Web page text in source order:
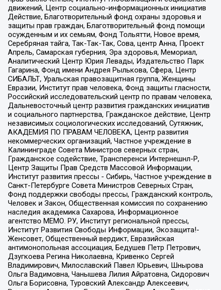
движений, Центр социально-информационных инициатив
Действие, Благотворительный фонд охраны здоровья и
защиты прав граждан, Благотворительный фонд помощи
осужденным и их семьям, Фонд Тольятти, Новое время,
Серебряная тайга, Так-Так-Так, Сова, центр Анна, Проект
Апрель, Самарская губерния, Эра здоровья, Мемориал,
Аналитический Центр Юрия Левады, Издательство Парк
Гагарина, Фонд имени Андрея Рылькова, Сфера, Центр
СИБАЛЬТ, Уральская правозащитная группа, Женщины
Евразии, Институт прав человека, Фонд защиты гласности,
Российский исследовательский центр по правам человека,
Дальневосточный центр развития гражданских инициатив
и социального партнерства, Гражданское действие, Центр
независимых социологических исследований, Сутяжник,
АКАДЕМИЯ ПО ПРАВАМ ЧЕЛОВЕКА, Центр развития
некоммерческих организаций, Частное учреждение в
Калининграде Совета Министров северных стран,
Гражданское содействие, Трансперенси Интернешнл-Р,
Центр Защиты Прав Средств Массовой Информации,
Институт развития прессы - Сибирь, Частное учреждение в
Санкт-Петербурге Совета Министров Северных Стран,
Фонд поддержки свободы прессы, Гражданский контроль,
Человек и Закон, Общественная комиссия по сохранению
наследия академика Сахарова, Информационное
агентство МЕМО. РУ, Институт региональной прессы,
Институт Развития Свободы Информации, Экозащита!-
Женсовет, Общественный вердикт, Евразийская
антимонопольная ассоциация, Бедушев Петр Петрович,
Дзугкоева Регина Николаевна, Кривенко Сергей
Владимирович, Милославский Павел Юрьевич, Шнырова
Ольга Вадимовна, Чанышева Лилия Айратовна, Сидорович
Ольга Борисовна, Туровский Александр Алексеевич,